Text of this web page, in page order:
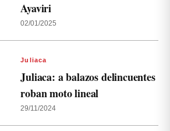
Ayaviri
02/01/2025
Juliaca
Juliaca: a balazos delincuentes
roban moto lineal
29/11/2024